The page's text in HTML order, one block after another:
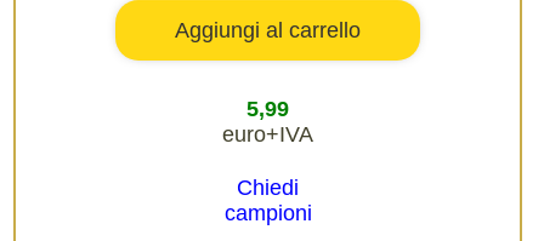
5,99
euro+IVA
Chiedi
campioni